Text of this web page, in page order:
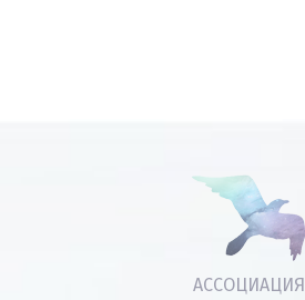
АССОЦИАЦИЯ